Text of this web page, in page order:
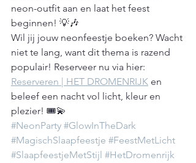
neon-outfit aan en laat het feest
beginnen! 💡🎶
Wil jij jouw neonfeestje boeken? Wacht
niet te lang, want dit thema is razend
populair! Reserveer nu via hier:
Reserveren | HET DROMENRIJK en
beleef een nacht vol licht, kleur en
plezier! 🎟️💫
#NeonParty #GlowInTheDark
#MagischSlaapfeestje #FeestMetLicht
#SlaapfeestjeMetStijl #HetDromenrijk